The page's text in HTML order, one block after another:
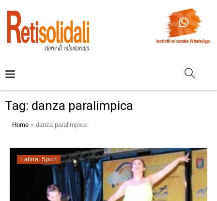
Tag: danza paralimpica
Home » danza paralimpica
Latina, Sport